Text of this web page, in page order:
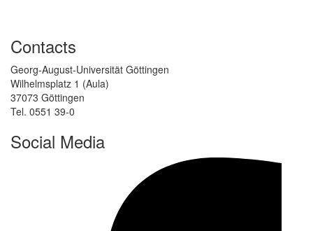
Contacts
Georg-August-Universität Göttingen
Wilhelmsplatz 1 (Aula)
37073 Göttingen
Tel. 0551 39-0
Social Media